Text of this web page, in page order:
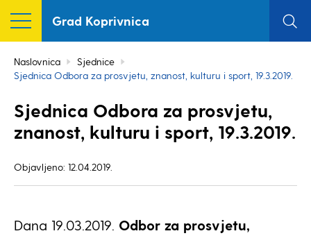
Grad Koprivnica
Naslovnica
Sjednice
Sjednica Odbora za prosvjetu, znanost, kulturu i sport, 19.3.2019.
Sjednica Odbora za prosvjetu,
znanost, kulturu i sport, 19.3.2019.
Objavljeno: 12.04.2019.
Dana 19.03.2019. Odbor za prosvjetu,